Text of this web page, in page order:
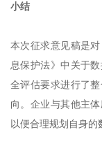
小结
本次征求意见稿是
息保护法》中关于
全评估要求进行了
向。企业与其他主
以便合理规划自身的